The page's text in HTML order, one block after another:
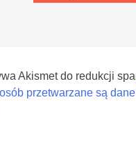
Akismet do redukcji
przetwarzane są